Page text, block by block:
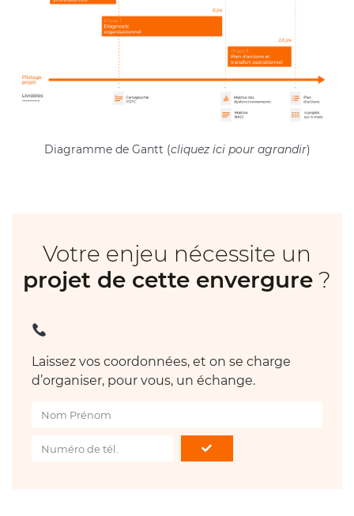
Diagramme de Gantt (cliquez ici pour agrandir)
Votre enjeu nécessite un
projet de cette envergure ?
Laissez vos coordonnées, et on se charge
d’organiser, pour vous, un échange.